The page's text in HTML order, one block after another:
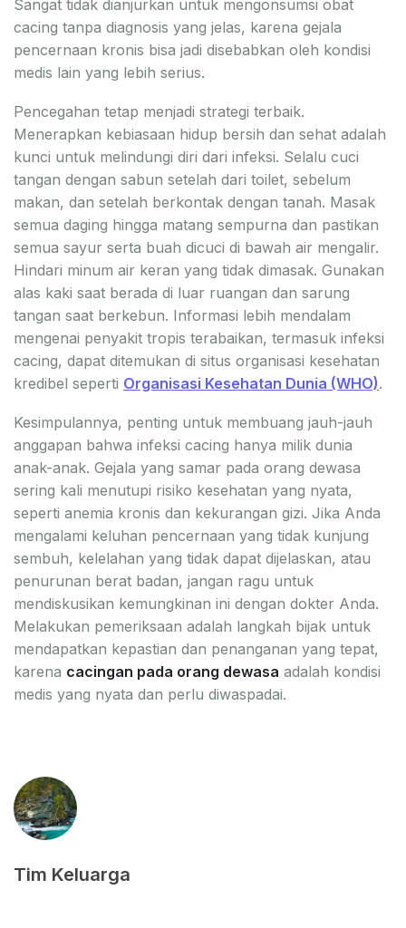
Sangat tidak dianjurkan untuk mengonsumsi obat
cacing tanpa diagnosis yang jelas, karena gejala
pencernaan kronis bisa jadi disebabkan oleh kondisi
medis lain yang lebih serius.
Pencegahan tetap menjadi strategi terbaik.
Menerapkan kebiasaan hidup bersih dan sehat adalah
kunci untuk melindungi diri dari infeksi. Selalu cuci
tangan dengan sabun setelah dari toilet, sebelum
makan, dan setelah berkontak dengan tanah. Masak
semua daging hingga matang sempurna dan pastikan
semua sayur serta buah dicuci di bawah air mengalir.
Hindari minum air keran yang tidak dimasak. Gunakan
alas kaki saat berada di luar ruangan dan sarung
tangan saat berkebun. Informasi lebih mendalam
mengenai penyakit tropis terabaikan, termasuk infeksi
cacing, dapat ditemukan di situs organisasi kesehatan
kredibel seperti Organisasi Kesehatan Dunia (WHO).
Kesimpulannya, penting untuk membuang jauh-jauh
anggapan bahwa infeksi cacing hanya milik dunia
anak-anak. Gejala yang samar pada orang dewasa
sering kali menutupi risiko kesehatan yang nyata,
seperti anemia kronis dan kekurangan gizi. Jika Anda
mengalami keluhan pencernaan yang tidak kunjung
sembuh, kelelahan yang tidak dapat dijelaskan, atau
penurunan berat badan, jangan ragu untuk
mendiskusikan kemungkinan ini dengan dokter Anda.
Melakukan pemeriksaan adalah langkah bijak untuk
mendapatkan kepastian dan penanganan yang tepat,
karena cacingan pada orang dewasa adalah kondisi
medis yang nyata dan perlu diwaspadai.
Tim Keluarga